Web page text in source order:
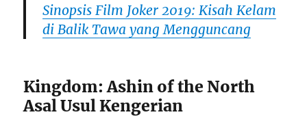
Sinopsis Film Joker 2019: Kisah Kelam
di Balik Tawa yang Mengguncang
Kingdom: Ashin of the North
Asal Usul Kengerian